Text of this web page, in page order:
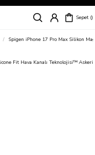
Sepet
Spigen iPhone 17 Pro Max Silikon